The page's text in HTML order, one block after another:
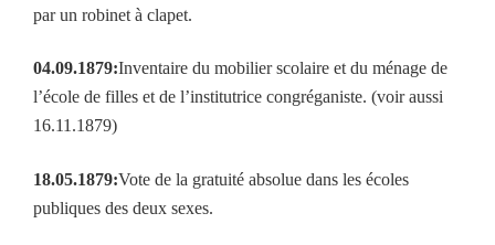
par un robinet à clapet.
04.09.1879:Inventaire du mobilier scolaire et du ménage de
l’école de filles et de l’institutrice congréganiste. (voir aussi
16.11.1879)
18.05.1879:Vote de la gratuité absolue dans les écoles
publiques des deux sexes.